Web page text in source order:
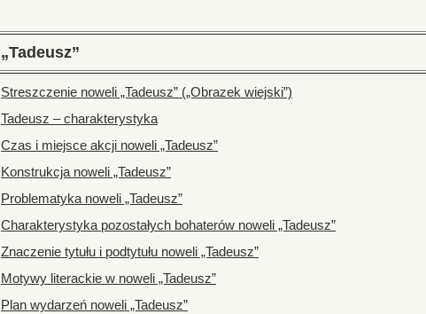
„Tadeusz”
Streszczenie noweli „Tadeusz” („Obrazek wiejski”)
Tadeusz – charakterystyka
Czas i miejsce akcji noweli „Tadeusz”
Konstrukcja noweli „Tadeusz”
Problematyka noweli „Tadeusz”
Charakterystyka pozostałych bohaterów noweli „Tadeusz”
Znaczenie tytułu i podtytułu noweli „Tadeusz”
Motywy literackie w noweli „Tadeusz”
Plan wydarzeń noweli „Tadeusz”